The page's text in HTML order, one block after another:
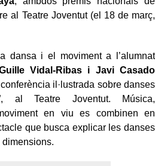
al Teatre Joventut (el 18 de març,
dansa i el moviment a l’alumnat
Vidal-Ribas i Javi Casado
il·lustrada sobre danses
al Teatre Joventut. Música,
en viu es combinen en
que busca explicar les danses
dimensions.